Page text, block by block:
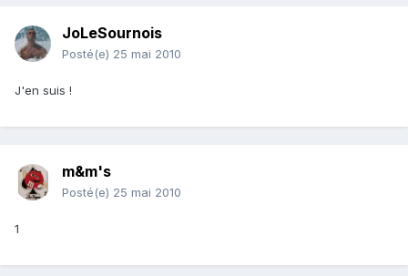
JoLeSournois
Posté(e) 25 mai 2010
J'en suis !
m&m's
Posté(e) 25 mai 2010
1